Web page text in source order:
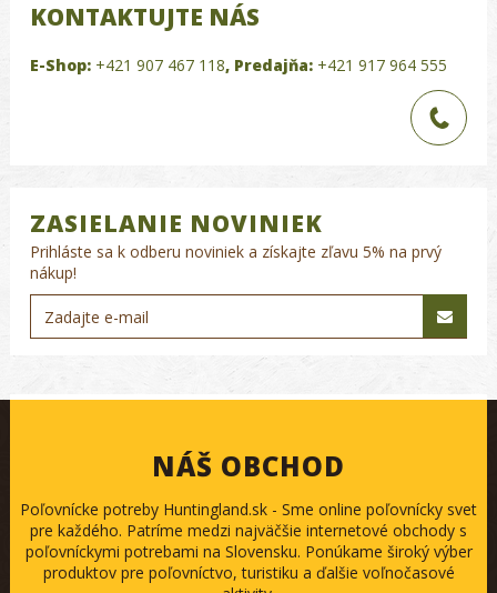
KONTAKTUJTE NÁS
E-Shop: +421 907 467 118, Predajňa: +421 917 964 555
ZASIELANIE NOVINIEK
Prihláste sa k odberu noviniek a získajte zľavu 5% na prvý
nákup!
NÁŠ OBCHOD
Poľovnícke potreby Huntingland.sk - Sme online poľovnícky svet
pre každého. Patríme medzi najväčšie internetové obchody s
poľovníckymi potrebami na Slovensku. Ponúkame široký výber
produktov pre poľovníctvo, turistiku a ďalšie voľnočasové